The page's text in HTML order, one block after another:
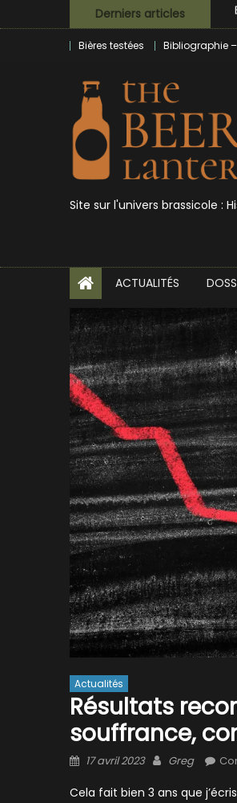
to
Derniers articles
Bières testées Bibliographie
Site sur l'univers brassicole :
ACTUALITÉS
Actualités
Résultats
souffrance,
Posted
17 avril 2023 Author
Greg
Cela fait bien 3 ans que